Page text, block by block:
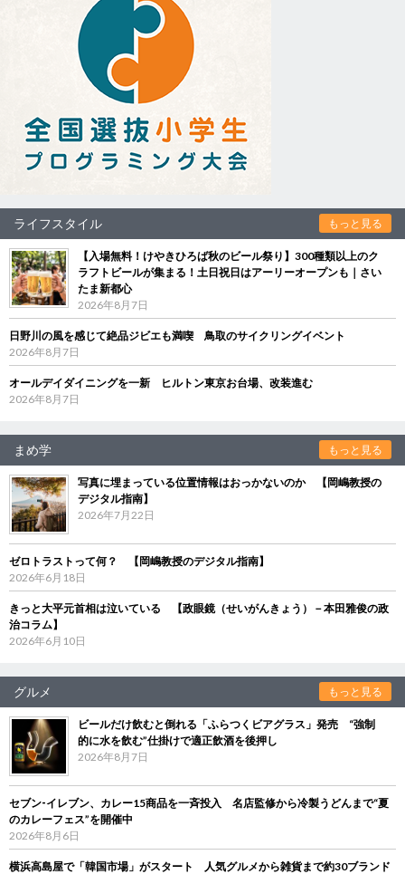
ライフスタイル もっと見る
【入場無料！けやきひろば秋のビール祭り】300種類以上のク
ラフトビールが集まる！土日祝日はアーリーオープンも｜さい
たま新都心
2026年8月7日
日野川の風を感じて絶品ジビエも満喫 鳥取のサイクリングイベント
2026年8月7日
オールデイダイニングを一新 ヒルトン東京お台場、改装進む
2026年8月7日
まめ学 もっと見る
写真に埋まっている位置情報はおっかないのか 【岡嶋教授の
デジタル指南】
2026年7月22日
ゼロトラストって何？ 【岡嶋教授のデジタル指南】
2026年6月18日
きっと大平元首相は泣いている 【政眼鏡（せいがんきょう）－本田雅俊の政
治コラム】
2026年6月10日
グルメ もっと見る
ビールだけ飲むと倒れる「ふらつくビアグラス」発売 “強制
的に水を飲む”仕掛けで適正飲酒を後押し
2026年8月7日
セブン‐イレブン、カレー15商品を一斉投入 名店監修から冷製うどんまで“夏
のカレーフェス”を開催中
2026年8月6日
横浜高島屋で「韓国市場」がスタート 人気グルメから雑貨まで約30ブランド